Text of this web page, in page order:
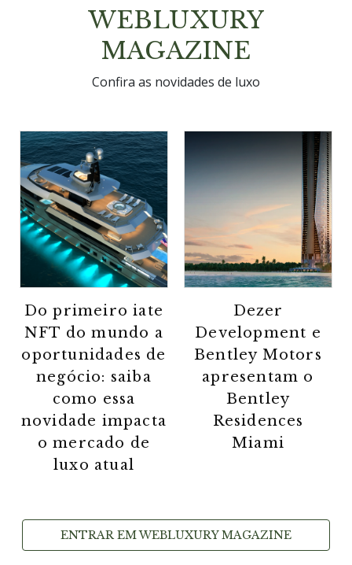
WEBLUXURY
MAGAZINE
Confira as novidades de luxo
Do primeiro iate
NFT do mundo a
oportunidades de
negócio: saiba
como essa
novidade impacta
o mercado de
luxo atual
Dezer
Development e
Bentley Motors
apresentam o
Bentley
Residences
Miami
ENTRAR EM WEBLUXURY MAGAZINE